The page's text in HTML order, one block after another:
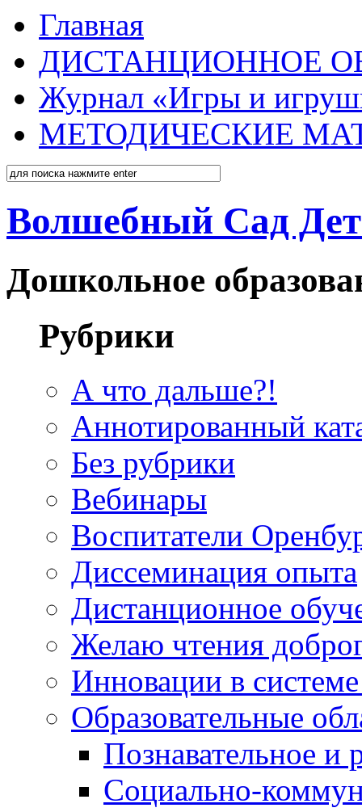
Главная
ДИСТАНЦИОННОЕ
Журнал «Игры и
МЕТОДИЧЕСКИЕ
Волшебный Сад
Дошкольное
Рубрики
А что дальше?!
Аннотированный
Без рубрики
Вебинары
Воспитатели
Диссеминация опыта
Дистанционное
Желаю чтения
Инновации в
Образовательные
Познавательное и
Социально-